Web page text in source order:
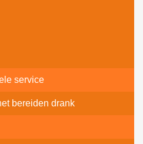
service
bereiden drank